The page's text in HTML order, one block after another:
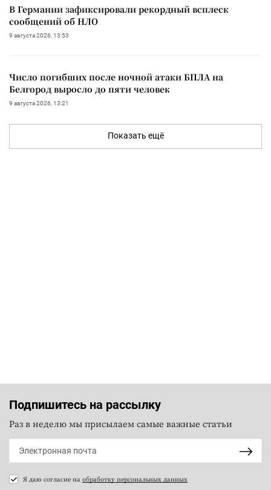
В Германии зафиксировали рекордный всплеск
сообщений об НЛО
9 августа 2026, 13:53
Число погибших после ночной атаки БПЛА на
Белгород выросло до пяти человек
9 августа 2026, 13:21
Показать ещё
Подпишитесь на рассылку
Раз в неделю мы присылаем самые важные статьи
Я даю согласие на обработку персональных данных